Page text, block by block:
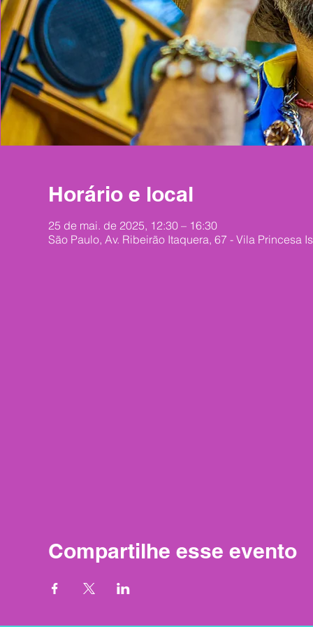
Horário e local
25 de mai. de 2025, 12:30 – 16:30
São Paulo, Av. Ribeirão Itaquera, 67 - Vila Princesa
Compartilhe esse evento